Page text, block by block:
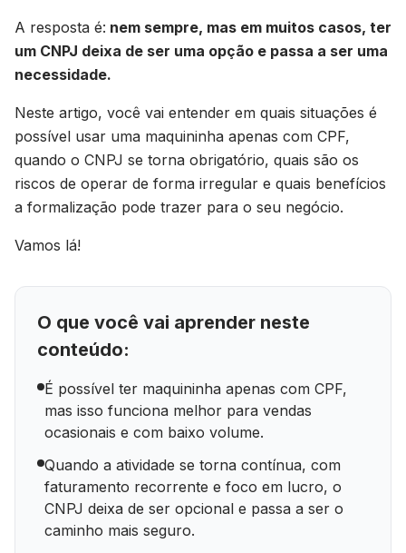
A resposta é: nem sempre, mas em muitos casos, ter
um CNPJ deixa de ser uma opção e passa a ser uma
necessidade.
Neste artigo, você vai entender em quais situações é
possível usar uma maquininha apenas com CPF,
quando o CNPJ se torna obrigatório, quais são os
riscos de operar de forma irregular e quais benefícios
a formalização pode trazer para o seu negócio.
Vamos lá!
O que você vai aprender neste
conteúdo:
É possível ter maquininha apenas com CPF,
mas isso funciona melhor para vendas
ocasionais e com baixo volume.
Quando a atividade se torna contínua, com
faturamento recorrente e foco em lucro, o
CNPJ deixa de ser opcional e passa a ser o
caminho mais seguro.